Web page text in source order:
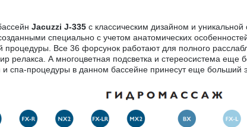
Jacuzzi J-335 с классическим дизайном и
специально с учетом анатомических
процедуры. Все 36 форсунок работают для полного
релакса. А многоцветная подсветка и стереосистема еще
и спа-процедуры в данном бассейне принесут еще больший